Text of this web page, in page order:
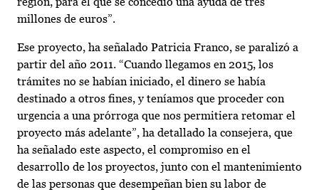
millones de euros”.
Ese proyecto, ha señalado Patricia Franco, se paralizó a
partir del año 2011. “Cuando llegamos en 2015, los
trámites no se habían iniciado, el dinero se había
destinado a otros fines, y teníamos que proceder con
urgencia a una prórroga que nos permitiera retomar el
proyecto más adelante”, ha detallado la consejera, que
ha señalado este aspecto, el compromiso en el
desarrollo de los proyectos, junto con el mantenimiento
de las personas que desempeñan bien su labor de